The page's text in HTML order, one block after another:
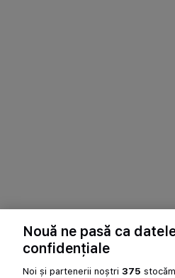
Nouă ne pasă ca
confidențiale
Noi și partenerii noștri 375